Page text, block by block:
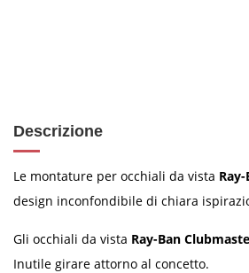
Descrizione
Le montature per occhiali da vista
design inconfondibile di chiara
Gli occhiali da vista Ray-Ban
Inutile girare attorno al concetto.